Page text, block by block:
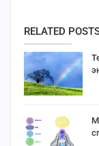
RELATED